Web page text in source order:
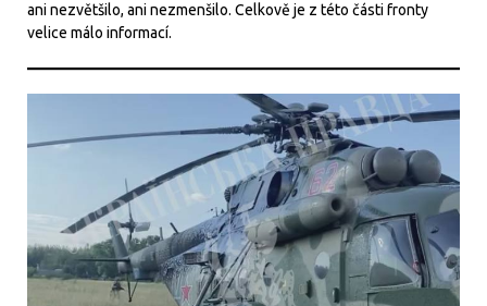
ani nezvětšilo, ani nezmenšilo. Celkově je z této části fronty
velice málo informací.